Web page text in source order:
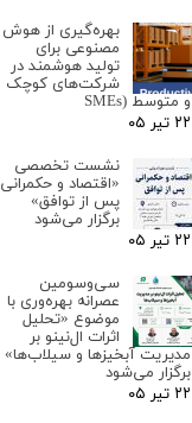
بهره‌گیری از هوش
مصنوعی برای
تولید هوشمند در
شرکت‌های کوچک
و متوسط (SMEs
۲۲ تیر ۰۵
نشست تخصصی
«اقتصاد و حکمرانی
پس از توافق»
برگزار می‌شود
۲۲ تیر ۰۵
سی‌وسومین
عصرانه بهره‌وری با
موضوع «تحلیل
اثرات ال‌نینو بر
مدیریت آبخیزها و سیلاب‌ها»
برگزار می‌شود
۲۲ تیر ۰۵